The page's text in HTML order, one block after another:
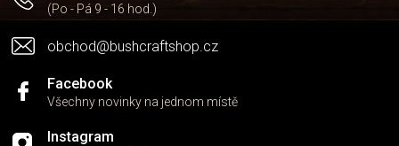
(Po - Pá 9 - 16 hod.)
obchod@bushcraftshop.cz
Facebook
Všechny novinky na jednom místě
Instagram